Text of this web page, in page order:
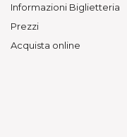
Informazioni Biglietteria
Prezzi
Acquista online